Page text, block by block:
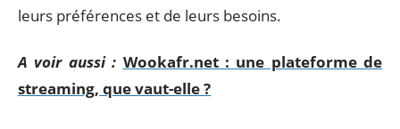
leurs préférences et de leurs besoins.
A voir aussi : Wookafr.net : une plateforme de
streaming, que vaut-elle ?